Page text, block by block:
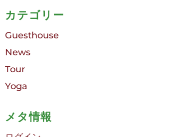
カテゴリー
Guesthouse
News
Tour
Yoga
メタ情報